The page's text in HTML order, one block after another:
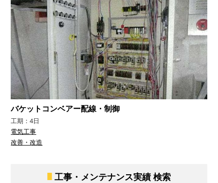
バケットコンベアー配線・制御
工期：4日
電気工事
改善・改造
工事・メンテナンス実績 検索